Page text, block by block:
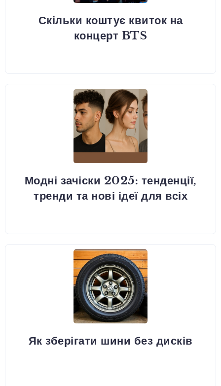
Скільки коштує квиток на
концерт BTS
Модні зачіски 2025: тенденції,
тренди та нові ідеї для всіх
Як зберігати шини без дисків